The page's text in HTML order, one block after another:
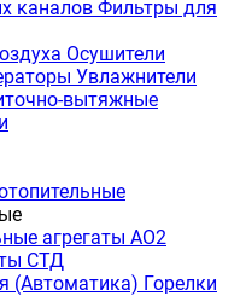
каналов Фильтры для
Осушители
Увлажнители
вытяжные
агрегаты АО2
СТД
(Автоматика) Горелки